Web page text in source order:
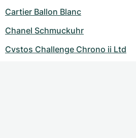
Cartier Ballon Blanc
Chanel Schmuckuhr
Cvstos Challenge Chrono ii Ltd